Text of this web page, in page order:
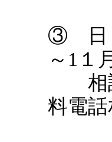
③ 日
～1１
相談
料電